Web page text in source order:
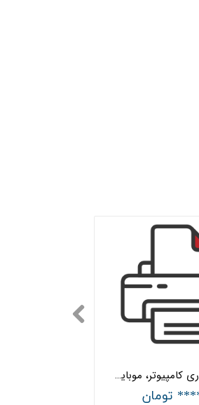
نرم‌افزار حسابداری کامپیوتر، موبایل و ماشین‌های اداری ساده هلو APEX
تومان